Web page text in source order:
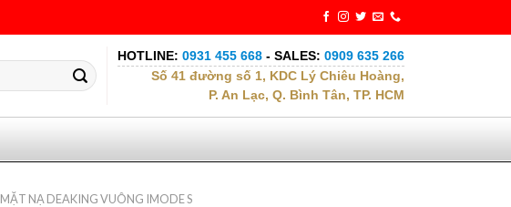
HOTLINE: 0931 455 668 - SALES: 0909 635 266
Số 41 đường số 1, KDC Lý Chiêu Hoàng,
P. An Lạc, Q. Bình Tân, TP. HCM
MẶT NẠ DEAKING VUÔNG IMODE S